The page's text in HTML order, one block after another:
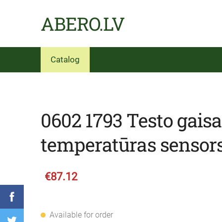
ABERO.LV
Catalog
0602 1793 Testo gaisa
temperatūras
€87.12
Available for order